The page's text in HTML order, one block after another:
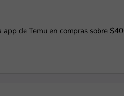
app de Temu en compras sobre